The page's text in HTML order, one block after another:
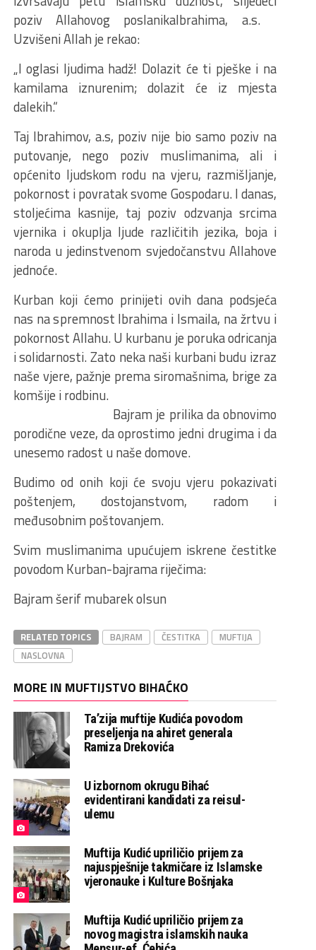
poziv Allahovog poslanikaIbrahima, a.s.
Uzvišeni Allah je rekao:
„I oglasi ljudima hadž! Dolazit će ti pješke i na
kamilama iznurenim; dolazit će iz mjesta
dalekih.“
Taj Ibrahimov, a.s, poziv nije bio samo poziv na
putovanje, nego poziv muslimanima, ali i
općenito ljudskom rodu na vjeru, razmišljanje,
pokornost i povratak svome Gospodaru. I danas,
stoljećima kasnije, taj poziv odzvanja srcima
vjernika i okuplja ljude različitih jezika, boja i
naroda u jedinstvenom svjedočanstvu Allahove
jednoće.
Kurban koji ćemo prinijeti ovih dana podsjeća
nas na spremnost Ibrahima i Ismaila, na žrtvu i
pokornost Allahu. U kurbanu je porukaodricanja
i solidarnosti. Zato neka naši kurbani budu izraz
naše vjere, pažnje prema siromašnima, brige za
komšije irodbinu.
Bajram je prilika da obnovimo
porodične veze, da oprostimo jedni drugima ida
unesemo radost u naše domove.
Budimo od onih koji će svoju vjeru pokazivati
poštenjem, dostojanstvom, radom i
međusobnim poštovanjem.
Svim muslimanima upućujem iskrene čestitke
povodom Kurban-bajrama riječima:
Bajram šerif mubarek olsun
RELATED TOPICS BAJRAM ČESTITKA
MUFTIJA
NASLOVNA
MORE IN MUFTIJSTVO BIHAĆKO
Ta’zija muftije Kudića povodom
preseljenja na ahiret generala
Ramiza Drekovića
U izbornom okrugu Bihać
evidentirani kandidati za reisul-
ulemu
Muftija Kudić upriličio prijem za
najuspješnije takmičare iz Islamske
vjeronauke i Kulture Bošnjaka
Muftija Kudić upriličio prijem za
novog magistra islamskih nauka